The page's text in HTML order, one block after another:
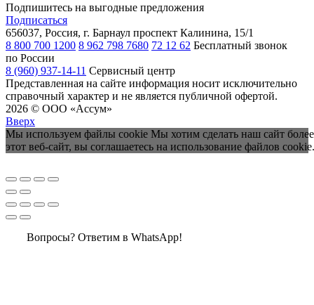
Подпишитесь на выгодные предложения
Подписаться
656037, Россия, г. Барнаул проспект Калинина, 15/1
8 800 700 1200 8 962 798 7680 72 12 62 Бесплатный звонок
по России
8 (960) 937-14-11 Сервисный центр
Представленная на сайте информация носит исключительно
справочный характер и не является публичной офертой.
2026 © ООО «Ассум»
Вверх
Мы используем файлы cookie Мы хотим сделать наш сайт
этот веб-сайт, вы соглашаетесь на использование файлов cookie.
Вопросы? Ответим в WhatsApp!